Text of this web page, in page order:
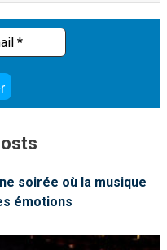
soirée où la musique
émotions